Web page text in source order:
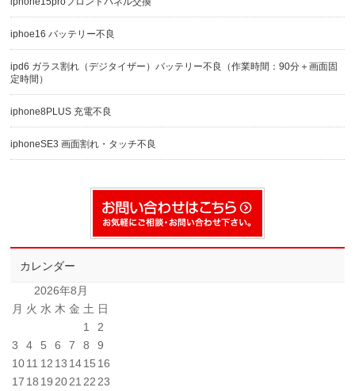
iphoe16 バッテリー不良
ipd6 ガラス割れ（デジタイザー）バッテリー不良（作業時間：90分＋画面固
定時間）
iphone8PLUS 充電不良
iphoneSE3 画面割れ・タッチ不良
カレンダー
2026年8月
月 火 水 木 金 土 日
1
2
3
4 5 6 7 8
9
1011 12 13 1415 16
17 18 19 2021 22 23